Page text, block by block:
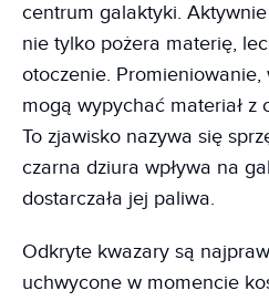
centrum galaktyki.
nie tylko pożera materię,
otoczenie. Promieniowanie,
mogą wypychać materiał z
To zjawisko nazywa się
czarna dziura wpływa na
dostarczała jej paliwa.
Odkryte kwazary są
uchwycone w momencie